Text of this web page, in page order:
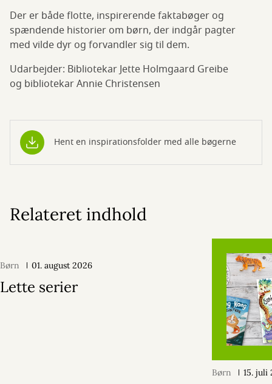
Der er både flotte, inspirerende faktabøger og
spændende historier om børn, der indgår pagter
med vilde dyr og forvandler sig til dem.
Udarbejder: Bibliotekar Jette Holmgaard Greibe
og bibliotekar Annie Christensen
Hent en inspirationsfolder med alle bøgerne
Relateret indhold
Børn 01. august 2026
Lette serier
Børn 15. juli